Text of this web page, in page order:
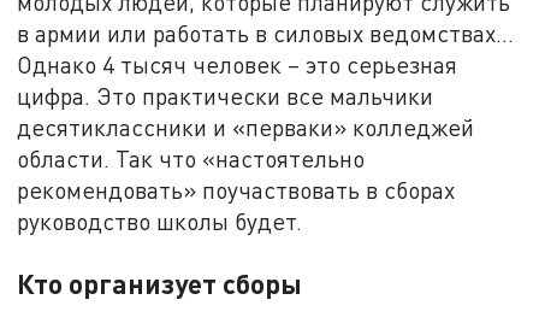
в армии или работать в силовых ведомствах…
Однако 4 тысяч человек – это серьезная
цифра. Это практически все мальчики
десятиклассники и «перваки» колледжей
области. Так что «настоятельно
рекомендовать» поучаствовать в сборах
руководство школы будет.
Кто организует сборы